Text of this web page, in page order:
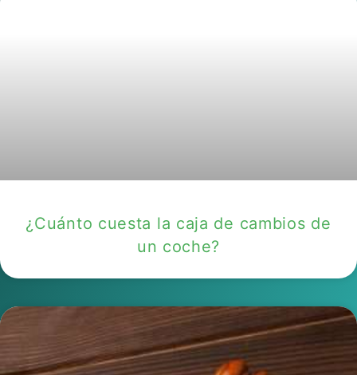
¿Cuánto cuesta la caja de cambios de
un coche?